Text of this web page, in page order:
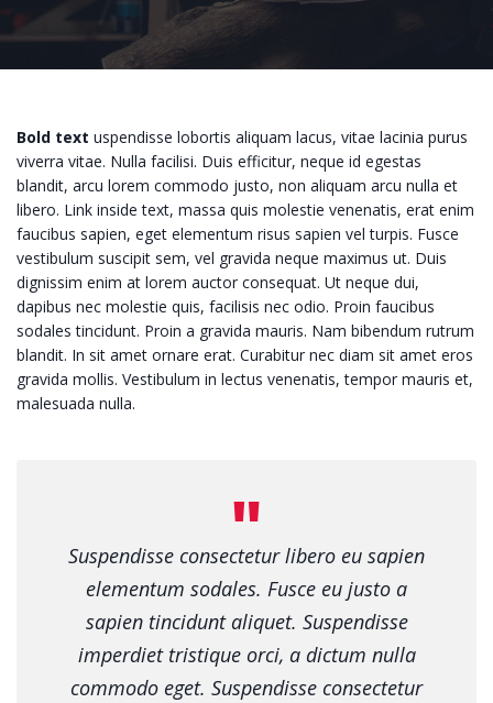
Bold text uspendisse lobortis aliquam lacus, vitae lacinia purus
viverra vitae. Nulla facilisi. Duis efficitur, neque id egestas
blandit, arcu lorem commodo justo, non aliquam arcu nulla et
libero. Link inside text, massa quis molestie venenatis, erat enim
faucibus sapien, eget elementum risus sapien vel turpis. Fusce
vestibulum suscipit sem, vel gravida neque maximus ut. Duis
dignissim enim at lorem auctor consequat. Ut neque dui,
dapibus nec molestie quis, facilisis nec odio. Proin faucibus
sodales tincidunt. Proin a gravida mauris. Nam bibendum rutrum
blandit. In sit amet ornare erat. Curabitur nec diam sit amet eros
gravida mollis. Vestibulum in lectus venenatis, tempor mauris et,
malesuada nulla.
Suspendisse consectetur libero eu sapien
elementum sodales. Fusce eu justo a
sapien tincidunt aliquet. Suspendisse
imperdiet tristique orci, a dictum nulla
commodo eget. Suspendisse consectetur